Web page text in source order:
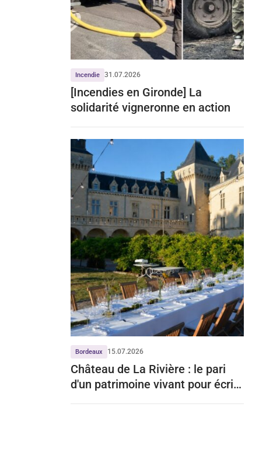
Incendie 31.07.2026
[Incendies en Gironde] La
solidarité vigneronne en action
Bordeaux 15.07.2026
Château de La Rivière : le pari
d'un patrimoine vivant pour écrire